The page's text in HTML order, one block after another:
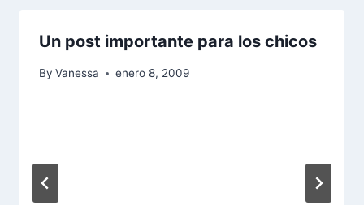
Un post importante para los chicos
By Vanessa enero 8, 2009